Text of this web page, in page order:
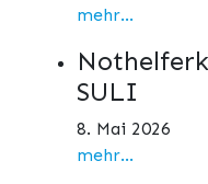
mehr...
SULI
8. Mai 2026
mehr...